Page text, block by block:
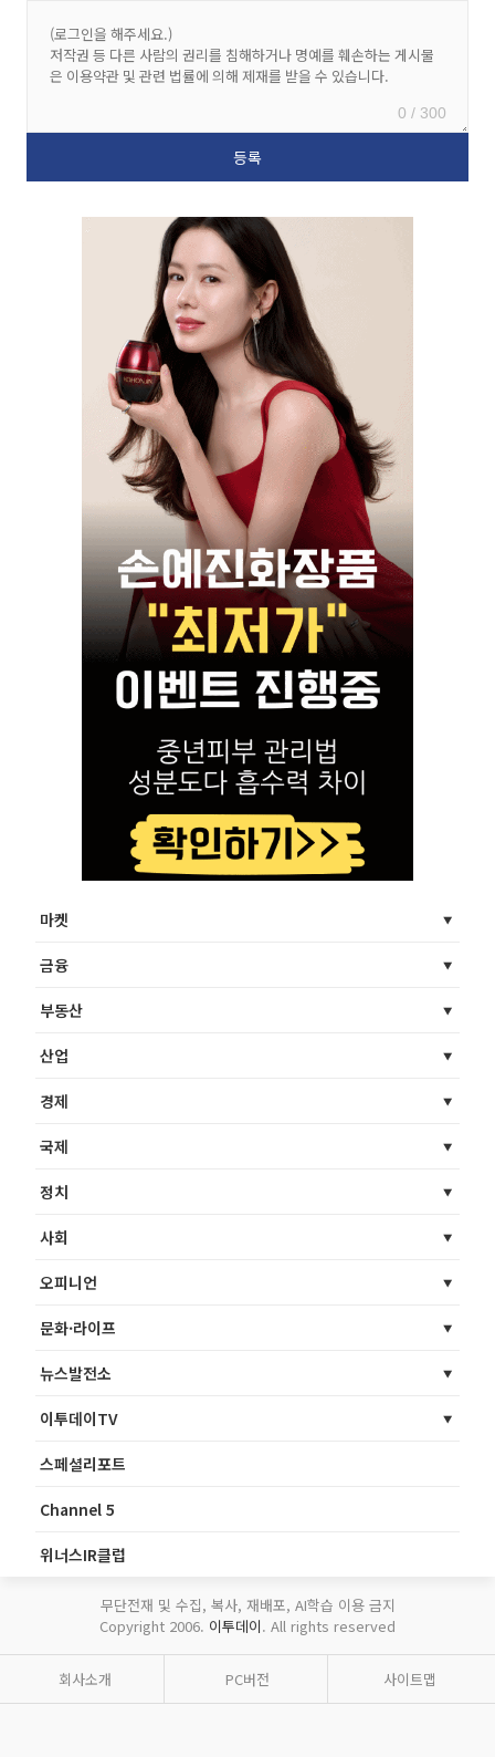
0 / 300
마켓
금융
부동산
산업
경제
국제
정치
사회
오피니언
문화·라이프
뉴스발전소
이투데이TV
스페셜리포트
Channel 5
위너스IR클럽
무단전재 및 수집, 복사, 재배포, AI학습 이용 금지
Copyright 2006. 이투데이. All rights reserved
회사소개 PC버전 사이트맵